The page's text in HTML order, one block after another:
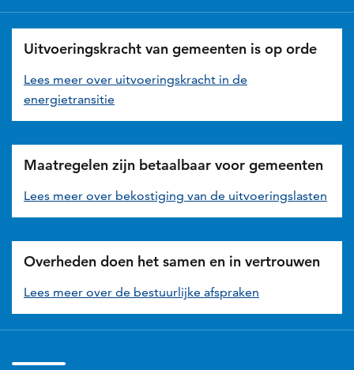
Uitvoeringskracht van gemeenten is op orde
Lees meer over uitvoeringskracht in de
energietransitie
Maatregelen zijn betaalbaar voor gemeenten
Lees meer over bekostiging van de uitvoeringslasten
Overheden doen het samen en in vertrouwen
Lees meer over de bestuurlijke afspraken